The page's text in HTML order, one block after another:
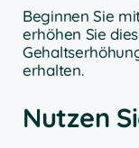
Beginnen Sie
erhöhen Sie
erhalten.
Nutzen